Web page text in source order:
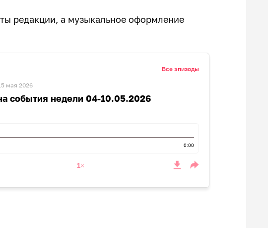
редакции, а музыкальное оформление
Все эпизоды
мая 2026
события недели 04-10.05.2026
0:00